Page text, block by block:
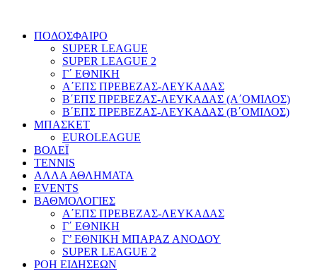
ΠΟΔΟΣΦΑΙΡΟ
SUPER LEAGUE
SUPER LEAGUE 2
Γ΄ ΕΘΝΙΚΗ
Α΄ΕΠΣ ΠΡΕΒΕΖΑΣ-ΛΕΥΚΑΔΑΣ
Β΄ΕΠΣ ΠΡΕΒΕΖΑΣ-ΛΕΥΚΑΔΑΣ (Α΄ΟΜΙΛΟΣ)
Β΄ΕΠΣ ΠΡΕΒΕΖΑΣ-ΛΕΥΚΑΔΑΣ (Β΄ΟΜΙΛΟΣ)
ΜΠΑΣΚΕΤ
EUROLEAGUE
ΒΟΛΕΪ
TENNIS
ΑΛΛΑ ΑΘΛΗΜΑΤΑ
EVENTS
ΒΑΘΜΟΛΟΓΙΕΣ
Α΄ΕΠΣ ΠΡΕΒΕΖΑΣ-ΛΕΥΚΑΔΑΣ
Γ΄ ΕΘΝΙΚΗ
Γ’ ΕΘΝΙΚΗ ΜΠΑΡΑΖ ΑΝΟΔΟΥ
SUPER LEAGUE 2
ΡΟΗ ΕΙΔΗΣΕΩΝ